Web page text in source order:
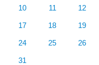
10 11 12
17 18 19
24 25 26
31